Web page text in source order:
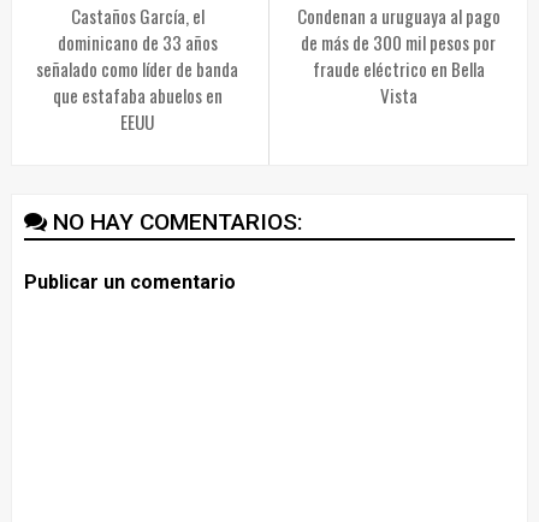
Condenan a uruguaya al pago
de más de 300 mil pesos por
fraude eléctrico en Bella
Vista
Castaños García, el
dominicano de 33 años
señalado como líder de banda
que estafaba abuelos en
EEUU
NO HAY COMENTARIOS:
Publicar un comentario